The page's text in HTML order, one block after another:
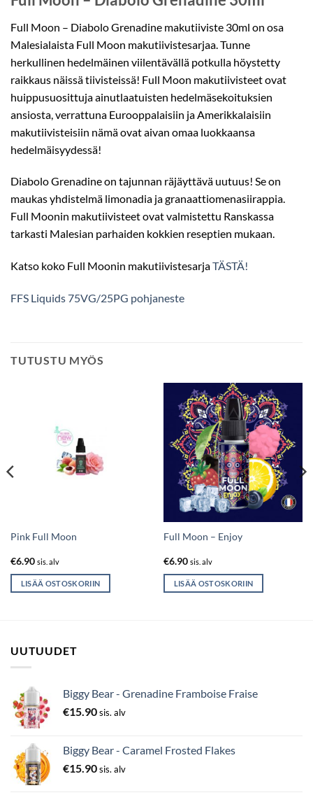
Full Moon – Diabolo Grenadine makutiiviste 30ml on osa
Malesialaista Full Moon makutiivistesarjaa. Tunne
herkullinen hedelmäinen viilentävällä potkulla höystetty
raikkaus näissä tiivisteissä! Full Moon makutiivisteet ovat
huippusuosittuja ainutlaatuisten hedelmäsekoituksien
ansiosta, verrattuna Eurooppalaisiin ja Amerikkalaisiin
makutiivisteisiin nämä ovat aivan omaa luokkaansa
hedelmäisyydessä!
Diabolo Grenadine on tajunnan räjäyttävä uutuus! Se on
maukas yhdistelmä limonadia ja granaattiomenasiirappia.
Full Moonin makutiivisteet ovat valmistettu Ranskassa
tarkasti Malesian parhaiden kokkien reseptien mukaan.
Katso koko Full Moonin makutiivistesarjaTÄSTÄ!
FFS Liquids 75VG/25PG pohjaneste
TUTUSTU MYÖS
Pink Full Moon
€6.90 sis. alv
LISÄÄ OSTOSKORIIN
Full Moon – Enjoy
€6.90 sis. alv
LISÄÄ OSTOSKORIIN
UUTUUDET
Biggy Bear - Grenadine Framboise Fraise
€15.90sis. alv
Biggy Bear - Caramel Frosted Flakes
€15.90sis. alv